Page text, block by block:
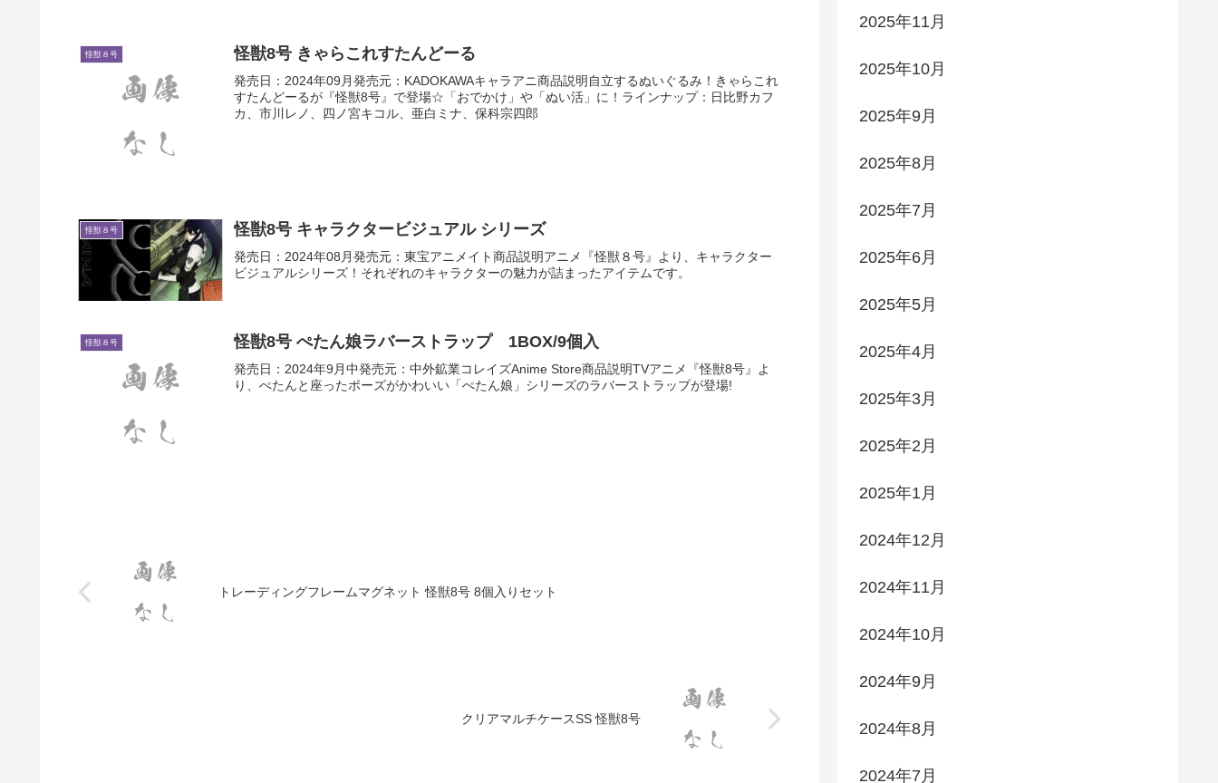
怪獣８号 怪獣8号 きゃらこれすたんどーる
発売日：2024年09月発売元：KADOKAWAキャラアニ商品説明自立するぬいぐるみ！きゃらこれ
すたんどーるが『怪獣8号』で登場☆「おでかけ」や「ぬい活」に！ラインナップ：日比野カフ
カ、市川レノ、四ノ宮キコル、亜白ミナ、保科宗四郎
怪獣８号 怪獣8号 キャラクタービジュアル シリーズ
発売日：2024年08月発売元：東宝アニメイト商品説明アニメ『怪獣８号』より、キャラクター
ビジュアルシリーズ！それぞれのキャラクターの魅力が詰まったアイテムです。
怪獣８号 怪獣8号 ぺたん娘ラバーストラップ 1BOX/9個入
発売日：2024年9月中発売元：中外鉱業コレイズAnime Store商品説明TVアニメ『怪獣8号』よ
り、ぺたんと座ったポーズがかわいい「ぺたん娘」シリーズのラバーストラップが登場!
トレーディングフレームマグネット 怪獣8号 8個入りセット
クリアマルチケースSS 怪獣8号
2025年11月
2025年10月
2025年9月
2025年8月
2025年7月
2025年6月
2025年5月
2025年4月
2025年3月
2025年2月
2025年1月
2024年12月
2024年11月
2024年10月
2024年9月
2024年8月
2024年7月